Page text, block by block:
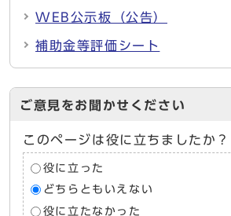
WEB公示板（公告）
補助金等評価シート
ご意見をお聞かせください
このページは役に立ちましたか？
役に立った
どちらともいえない
役に立たなかった